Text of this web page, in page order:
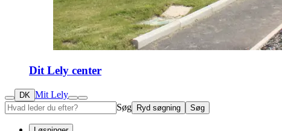
Dit Lely center
DK Mit Lely
Søg
Ryd søgning Søg